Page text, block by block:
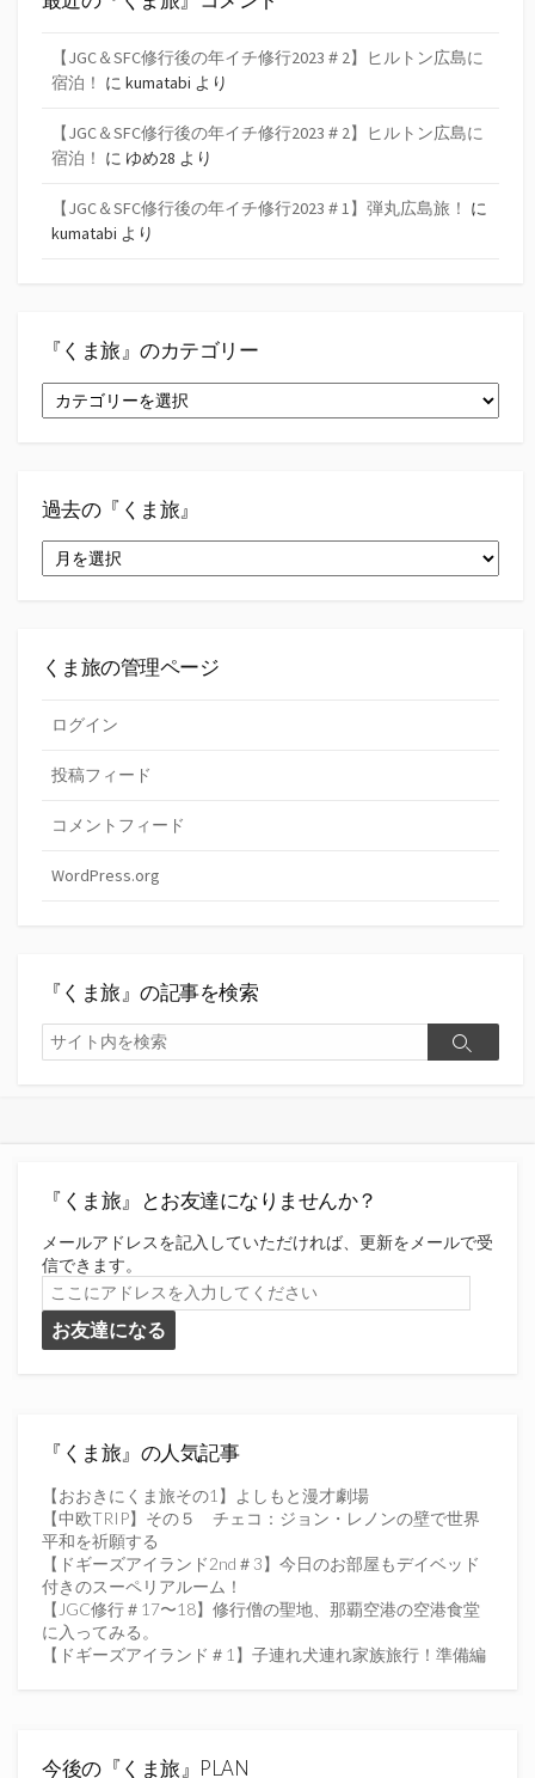
【JGC＆SFC修行後の年イチ修行2023＃2】ヒルトン広島に
宿泊！ に kumatabi より
【JGC＆SFC修行後の年イチ修行2023＃2】ヒルトン広島に
宿泊！ に ゆめ28 より
【JGC＆SFC修行後の年イチ修行2023＃1】弾丸広島旅！ に
kumatabi より
『くま旅』のカテゴリー
『く
ま
テ
ー
過去の『くま旅』
去
旅』
くま旅の管理ページ
ログイン
投稿フィード
コメントフィード
WordPress.org
『くま旅』の記事を検索
検
索
検
『くま旅』とお友達になりませんか？
メールアドレスを記入していただければ、更新をメールで受
信できます。
こ
こ
に
ア
を
力
し
て
く
だ
さ
い
お友達になる
『くま旅』の人気記事
【おおきにくま旅その1】よしもと漫才劇場
【中欧TRIP】その５ チェコ：ジョン・レノンの壁で世界
平和を祈願する
【ドギーズアイランド2nd＃3】今日のお部屋もデイベッド
付きのスーペリアルーム！
【JGC修行＃17〜18】修行僧の聖地、那覇空港の空港食堂
に入ってみる。
【ドギーズアイランド＃1】子連れ犬連れ家族旅行！準備編
今後の『くま旅』PLAN